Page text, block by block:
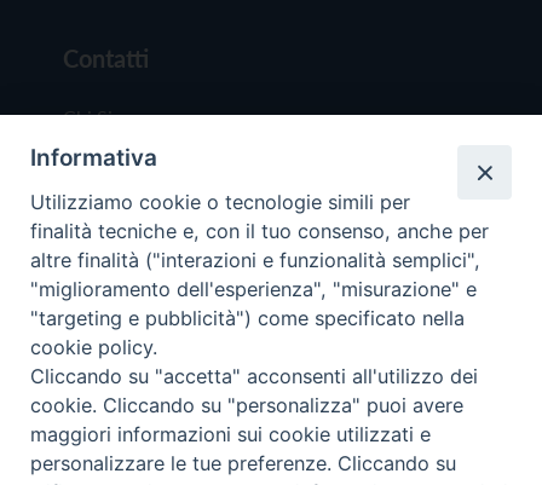
Contatti
Chi Siamo
Redazione
Scrivici
Copyright © 2019 - Tutti i diritti riservati - Vita
Trentina Editrice
Privacy Policy
Informativa
Utilizziamo cookie o tecnologie simili per
finalità tecniche e, con il tuo consenso, anche per
altre finalità ("interazioni e funzionalità semplici",
"miglioramento dell'esperienza", "misurazione" e
"targeting e pubblicità") come specificato nella
cookie policy.
Cliccando su "accetta" acconsenti all'utilizzo dei
cookie. Cliccando su "personalizza" puoi avere
maggiori informazioni sui cookie utilizzati e
personalizzare le tue preferenze. Cliccando su